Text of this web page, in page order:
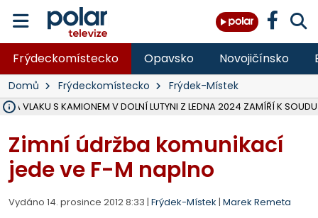
Frýdeckomístecko Opavsko Novojičínsko
Domů Frýdeckomístecko Frýdek-Místek
VLAKU S KAMIONEM V DOLNÍ LUTYNI Z LEDNA 2024 ZAMÍŘÍ K SOUDU
Zimní údržba komunikací
jede ve F-M naplno
Vydáno 14. prosince 2012 8:33 | Frýdek-Místek | Marek Remeta